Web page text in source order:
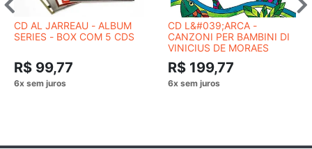
CD AL JARREAU - ALBUM
SERIES - BOX COM 5 CDS
R$ 99,77
CD L&#039;ARCA -
CANZONI PER BAMBINI DI
VINICIUS DE MORAES
R$ 199,77